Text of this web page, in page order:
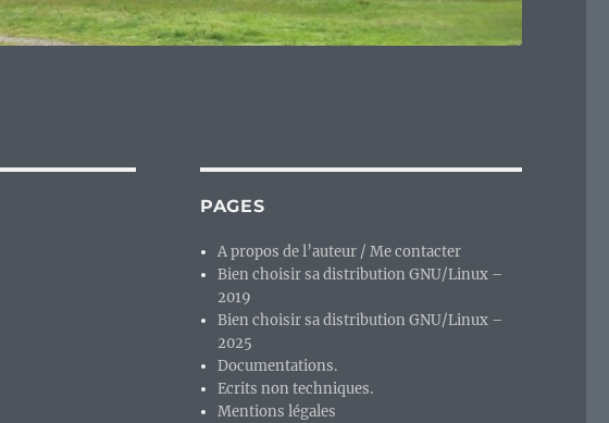
PAGES
A propos de l’auteur / Me contacter
Bien choisir sa distribution GNU/Linux –
2019
Bien choisir sa distribution GNU/Linux –
2025
Documentations.
Ecrits non techniques.
Mentions légales